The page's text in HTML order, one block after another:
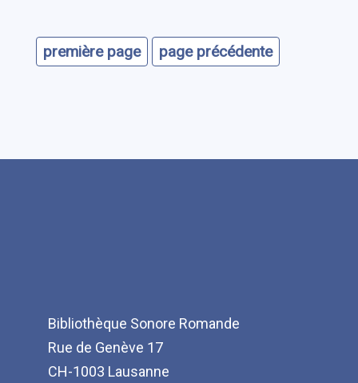
première page page précédente
Bibliothèque Sonore Romande
Rue de Genève 17
CH-1003 Lausanne